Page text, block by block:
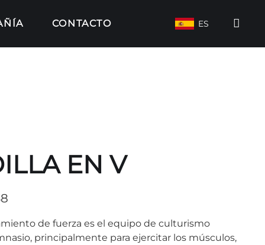
CONTACTO ES
EN V
de fuerza es el equipo de culturismo
principalmente para ejercitar los músculos,